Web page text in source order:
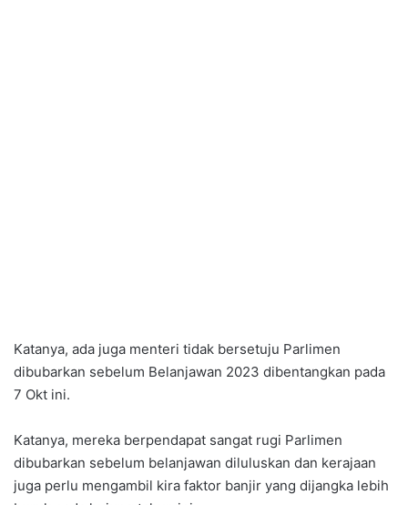
Katanya, ada juga menteri tidak bersetuju Parlimen
dibubarkan sebelum Belanjawan 2023 dibentangkan pada
7 Okt ini.
Katanya, mereka berpendapat sangat rugi Parlimen
dibubarkan sebelum belanjawan diluluskan dan kerajaan
juga perlu mengambil kira faktor banjir yang dijangka lebih